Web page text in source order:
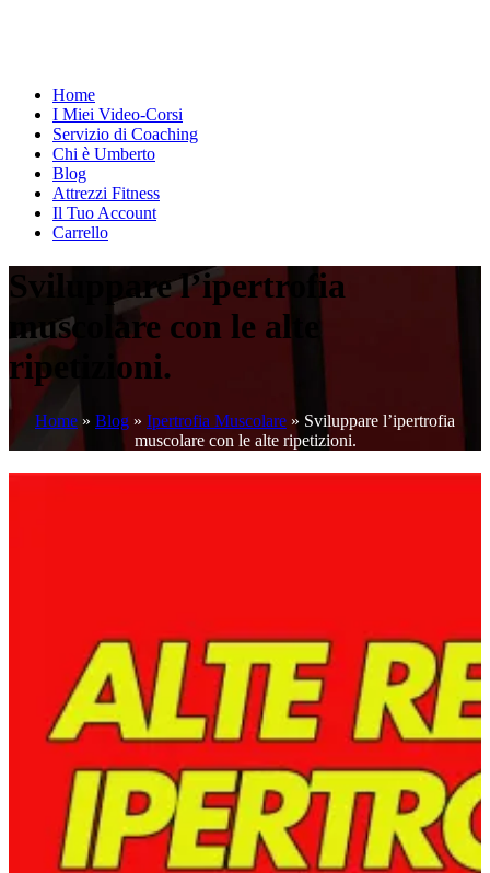
Home
I Miei Video-Corsi
Servizio di Coaching
Chi è Umberto
Blog
Attrezzi Fitness
Il Tuo Account
Carrello
Sviluppare l’ipertrofia
muscolare con le alte
ripetizioni.
Home » Blog » Ipertrofia Muscolare » Sviluppare l’ipertrofia
muscolare con le alte ripetizioni.